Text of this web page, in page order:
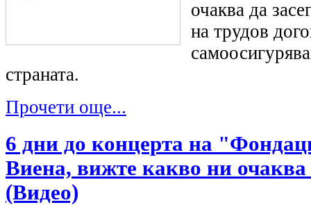
очаква да
на трудов
страната.
Прочети още...
6 дни до концерта на
Виена, вижте какво ни
(Видео)